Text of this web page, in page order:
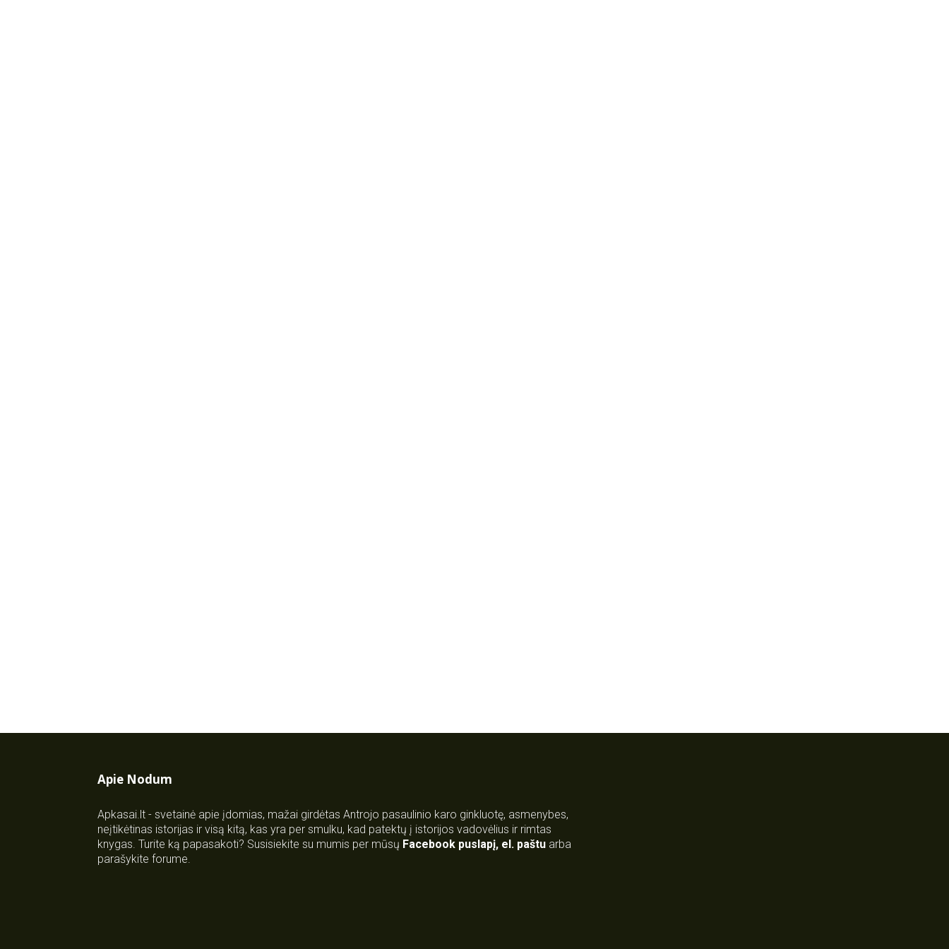
Apie Nodum
Apkasai.lt - svetainė apie įdomias, mažai girdėtas Antrojo pasaulinio karo ginkluotę, asmenybes,
neįtikėtinas istorijas ir visą kitą, kas yra per smulku, kad patektų į istorijos vadovėlius ir rimtas
knygas. Turite ką papasakoti? Susisiekite su mumis per mūsų Facebook puslapį, el. paštu arba
parašykite forume.